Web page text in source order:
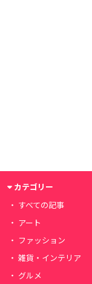
カテゴリー
すべての記事
アート
ファッション
雑貨・インテリア
グルメ